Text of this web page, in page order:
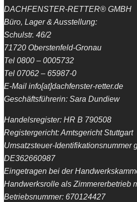
DACHFENSTER-RETTER® GMBH
Büro, Lager & Ausstellung:
Schulstr. 46/2
71720 Oberstenfeld-Gronau
Tel 0800 – 0005732
Tel 07062 – 65987-0
E-Mail info[at]dachfenster-retter.de
Geschäftsführerin: Sara Dundiew
Handelsregister: HR B 790508
Registergericht: Amtsgericht Stuttgart
Umsatzsteuer-Identifikationsnummer
DE362660987
Eingetragen bei der
Handwerksrolle als Zimmererbetrieb
Betriebsnummer: 670124427